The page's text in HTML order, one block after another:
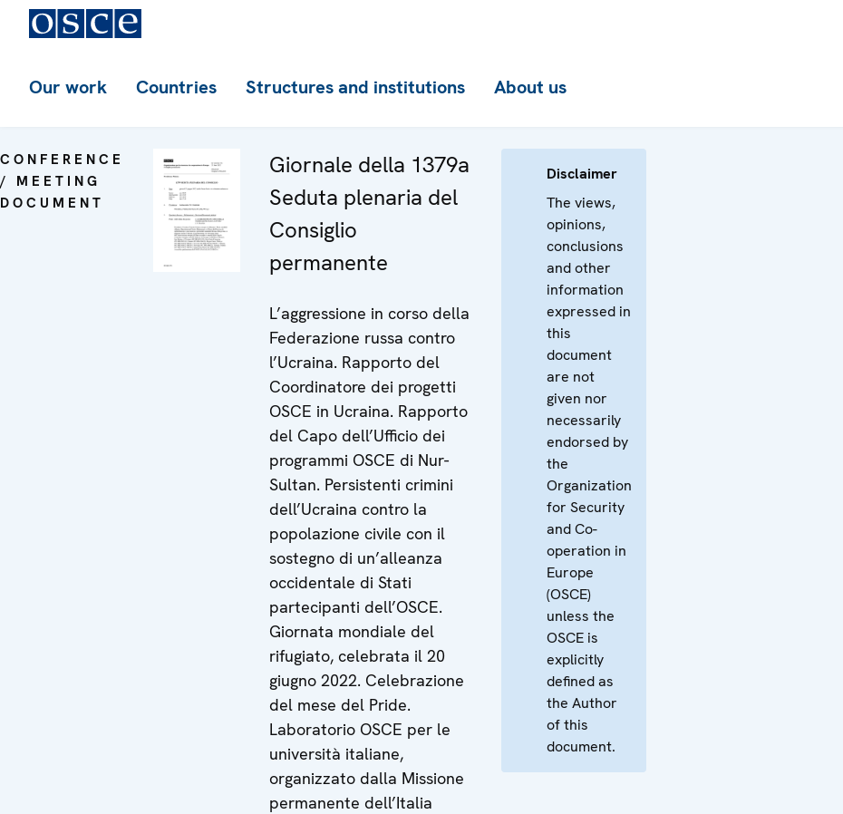
Our work Countries Structures and institutions About us
CONFERENCE
/ MEETING
DOCUMENT
Giornale della 1379a
Seduta plenaria del
Consiglio
permanente
L’aggressione in corso della
Federazione russa contro
l’Ucraina. Rapporto del
Coordinatore dei progetti
OSCE in Ucraina. Rapporto
del Capo dell’Ufficio dei
programmi OSCE di Nur-
Sultan. Persistenti crimini
dell’Ucraina contro la
popolazione civile con il
sostegno di un’alleanza
occidentale di Stati
partecipanti dell’OSCE.
Giornata mondiale del
rifugiato, celebrata il 20
giugno 2022. Celebrazione
del mese del Pride.
Laboratorio OSCE per le
università italiane,
organizzato dalla Missione
permanente dell’Italia
Disclaimer
The views,
opinions,
conclusions
and other
information
expressed in
this
document
are not
given nor
necessarily
endorsed by
the
Organization
for Security
and Co-
operation in
Europe
(OSCE)
unless the
OSCE is
explicitly
defined as
the Author
of this
document.